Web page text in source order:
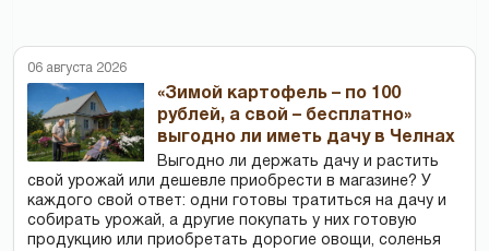
06 августа 2026
«Зимой картофель – по 100
рублей, а свой – бесплатно»
выгодно ли иметь дачу в Челнах
Выгодно ли держать дачу и растить
свой урожай или дешевле приобрести в магазине? У
каждого свой ответ: одни готовы тратиться на дачу и
собирать урожай, а другие покупать у них готовую
продукцию или приобретать дорогие овощи, соленья